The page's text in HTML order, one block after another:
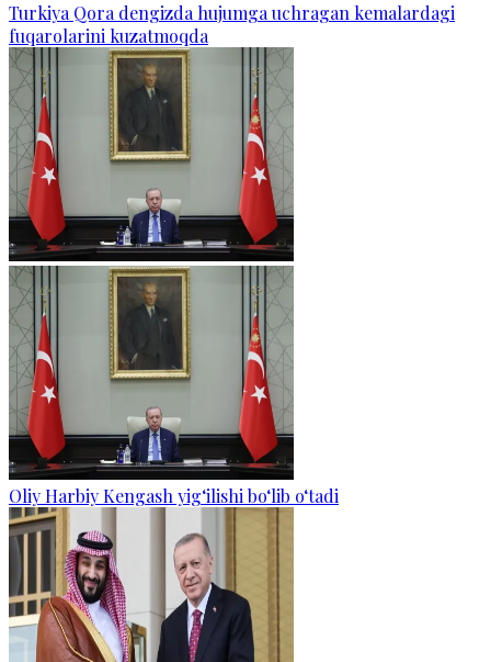
Turkiya Qora dengizda hujumga uchragan kemalardagi
fuqarolarini kuzatmoqda
Oliy Harbiy Kengash yig‘ilishi bo‘lib o‘tadi